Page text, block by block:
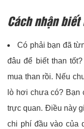
Cách nhận
Có phải bạn đã
đâu để biết than
mua than rồi. Nếu
lò hơi chưa có? Bạn
trực quan. Điều này
chi phí đầu vào của